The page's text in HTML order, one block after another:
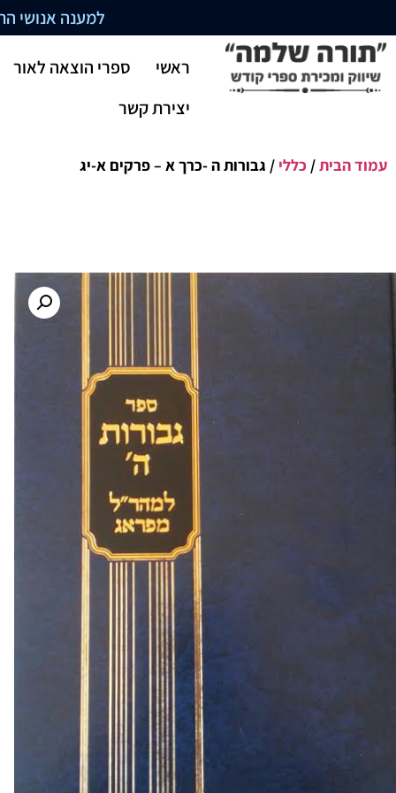
למענה אנושי התקשרו
ראשי
ספרי הוצאה לאור
יצירת קשר
עמוד הבית/ כללי / גבורות ה -כרך א – פרקים א-יג